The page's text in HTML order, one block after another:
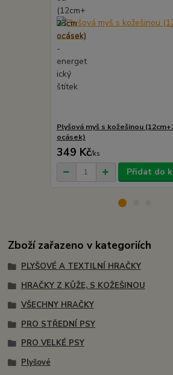
Plyšová myš s kožešinou
ocásek)
349 Kč/ks
Přidat do
Zboží zařazeno v kategoriích
PLYŠOVÉ A TEXTILNÍ HRAČKY
HRAČKY Z KŮŽE, S KOŽEŠINOU
VŠECHNY HRAČKY
PRO STŘEDNÍ PSY
PRO VELKÉ PSY
Plyšové